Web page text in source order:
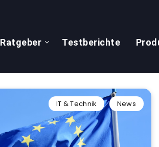
Ratgeber Testberichte
IT & Technik News